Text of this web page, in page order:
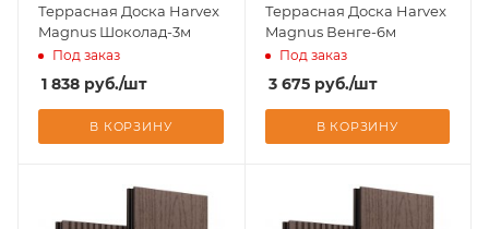
Террасная Доска Harvex
Magnus Шоколад-3м
Под заказ
1 838 руб./шт
В КОРЗИНУ
Террасная Доска Harvex
Magnus Венге-6м
Под заказ
3 675руб./шт
В КОРЗИНУ